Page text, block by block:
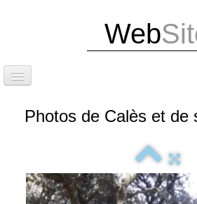
Web
Édition de notre livre et d'un guide
Photos de Calès et de